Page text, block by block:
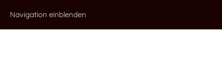
Navigation einblenden